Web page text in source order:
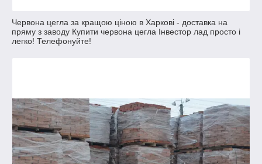
Червона цегла за кращою ціною в Харкові - доставка на
пряму з заводу Купити червона цегла Інвестор лад просто і
легко! Телефонуйте!